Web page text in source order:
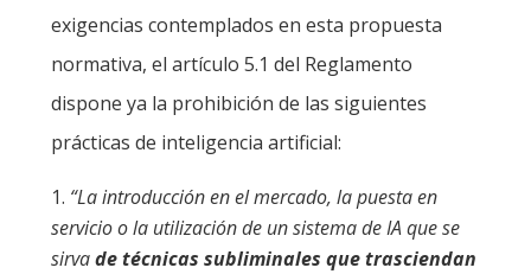
exigencias contemplados en esta propuesta
normativa, el artículo 5.1 del Reglamento
dispone ya la prohibición de las siguientes
prácticas de inteligencia artificial:
“La introducción en el mercado, la puesta en
servicio o la utilización de un sistema de IA que se
sirvade técnicas subliminales que trasciendan